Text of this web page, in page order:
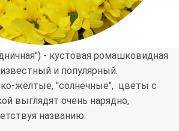
- кустовая ромашковидная
и популярный.
жёлтые, "солнечные", цветы с
выглядят очень нарядно,
названию.